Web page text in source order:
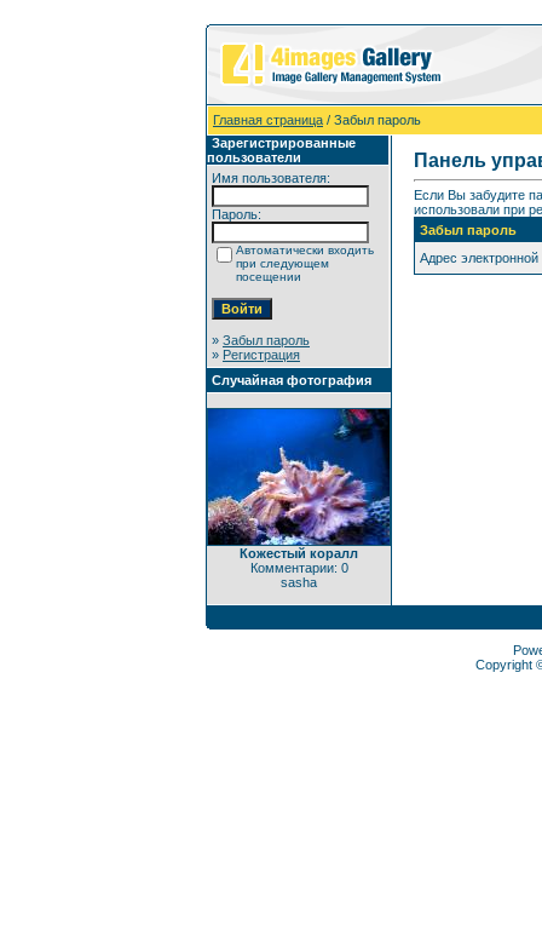
Главная страница / Забыл пароль
Зарегистрированные
пользователи
Имя пользователя:
Пароль:
Автоматически входить
при следующем
посещении
» Забыл пароль
» Регистрация
Случайная фотография
Кожестый коралл
Комментарии: 0
sasha
Панель
Если Вы забудите
использовали при
Забыл пароль
Адрес
Copyright